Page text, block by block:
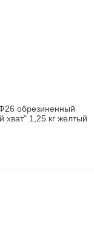
обрезиненный
цветной "Тройной хват" 1,25 кг желтый